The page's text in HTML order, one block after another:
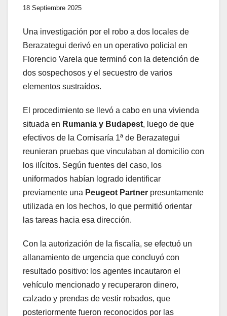
18 Septiembre 2025
Una investigación por el robo a dos locales de
Berazategui derivó en un operativo policial en
Florencio Varela que terminó con la detención de
dos sospechosos y el secuestro de varios
elementos sustraídos.
El procedimiento se llevó a cabo en una vivienda
situada en Rumania y Budapest, luego de que
efectivos de la Comisaría 1ª de Berazategui
reunieran pruebas que vinculaban al domicilio con
los ilícitos. Según fuentes del caso, los
uniformados habían logrado identificar
previamente una Peugeot Partner presuntamente
utilizada en los hechos, lo que permitió orientar
las tareas hacia esa dirección.
Con la autorización de la fiscalía, se efectuó un
allanamiento de urgencia que concluyó con
resultado positivo: los agentes incautaron el
vehículo mencionado y recuperaron dinero,
calzado y prendas de vestir robados, que
posteriormente fueron reconocidos por las